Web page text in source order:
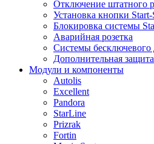
Отключение штатного
Установка кнопки Start-
Блокировка системы
Аварийная розетка
Системы бесключевого
Дополнительная
Модули и компоненты
Autolis
Excellent
Pandora
StarLine
Prizrak
Fortin